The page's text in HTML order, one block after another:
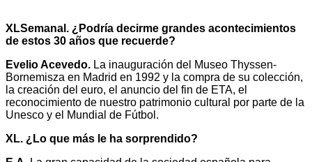
XLSemanal. ¿Podría decirme grandes acontecimientos
de estos 30 años que recuerde?
Evelio Acevedo. La inauguración del Museo Thyssen-
Bornemisza en Madrid en 1992 y la compra de su colección,
la creación del euro, el anuncio del fin de ETA, el
reconocimiento de nuestro patrimonio cultural por parte de la
Unesco y el Mundial de Fútbol.
XL. ¿Lo que más le ha sorprendido?